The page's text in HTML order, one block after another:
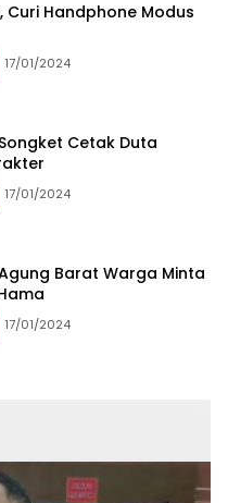
Curi Handphone Modus
17/01/2024
Cetak Duta
17/01/2024
Barat Warga Minta
17/01/2024